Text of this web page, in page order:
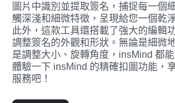
圖片中識別並提取簽名，捕捉每一個
觸深淺和細微特徵，呈現給您一個乾
此外，這款工具還搭載了強大的編輯
調整簽名的外觀和形狀。無論是細微
是調整大小、旋轉角度，insMind 都
體驗一下 insMind 的精確扣圖功能，
服務吧！